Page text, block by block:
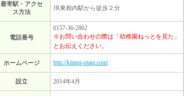
最寄駅・アクセ
ス方法
JR東相内駅から徒歩２分
電話番号
0157-36-2862
※お問い合わせの際は「幼稚園ねっとを見た」
とお伝えください。
ホームページ http://kitami-otani.com/
設立 2014年4月